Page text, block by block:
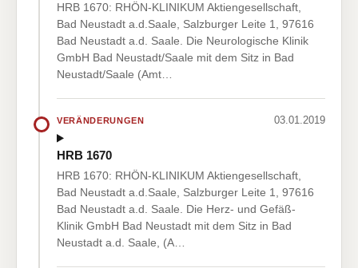
HRB 1670: RHÖN-KLINIKUM Aktiengesellschaft,
Bad Neustadt a.d.Saale, Salzburger Leite 1, 97616
Bad Neustadt a.d. Saale. Die Neurologische Klinik
GmbH Bad Neustadt/Saale mit dem Sitz in Bad
Neustadt/Saale (Amt…
VERÄNDERUNGEN 03.01.2019
HRB 1670
HRB 1670: RHÖN-KLINIKUM Aktiengesellschaft,
Bad Neustadt a.d.Saale, Salzburger Leite 1, 97616
Bad Neustadt a.d. Saale. Die Herz- und Gefäß-
Klinik GmbH Bad Neustadt mit dem Sitz in Bad
Neustadt a.d. Saale, (A…